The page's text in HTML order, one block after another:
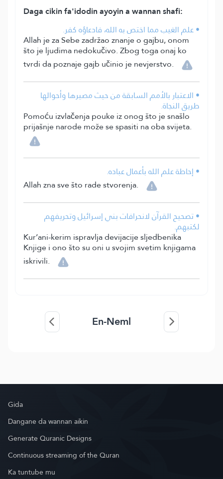
Daga cikin fa'idodin ayoyin a wannan shafi:
• علم الغيب مما اختص به الله، فادعاؤه كفر.
Allah je za Sebe zadržao znanje o gajbu, onom
što je ljudima nedokučivo. Zbog toga onaj ko
tvrdi da poznaje gajb učinio je nevjerstvo.
• الاعتبار بالأمم السابقة من حيث مصيرها وأحوالها
طريق النجاة.
Pomoću izvlačenja pouke iz onog što je snašlo
prijašnje narode može se spasiti na oba svijeta.
• إحاطة علم الله بأعمال عباده.
Allah zna sve što rade stvorenja.
• تصحيح القرآن لانحرافات بني إسرائيل وتحريفهم
لكتبهم.
Kur’ani-kerim ispravlja devijacije sljedbenika
Knjige i ono što su oni u svojim svetim knjigama
iskrivili.
En-Neml
Gida
Dangane da wannan aikin
Generate Quranic Designs
Continuous streaming of the Quran
Ka tuntube mu